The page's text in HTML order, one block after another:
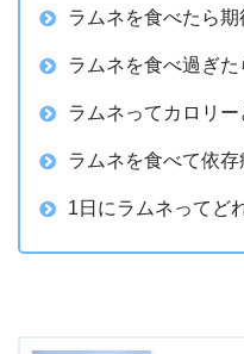
ラムネを食べたら期
ラムネを食べ過ぎ
ラムネってカロリー
ラムネを食べて依
1日にラムネってど